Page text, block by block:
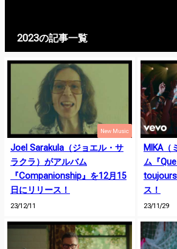
2023の記事一覧
New Music
Joel Sarakula（ジョエル・サ
ラクラ）がアルバム
『Companionship』を12月15
日にリリース！
23/12/11
MIKA（
ム『
ス！
23/11/29